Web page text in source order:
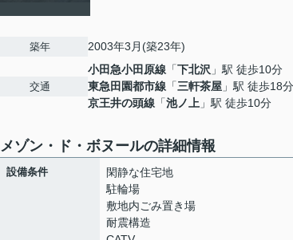
築年 2003年3月(築23年)
交通
小田急小田原線 「下北沢 」駅 徒歩10分
東急田園都市線 「三軒茶屋 」駅 徒歩18分
京王井の頭線 「池ノ上 」駅 徒歩10分
メゾン・ド・ボヌールの詳細情報
設備条件
閑静な住宅地
駐輪場
敷地内ごみ置き場
耐震構造